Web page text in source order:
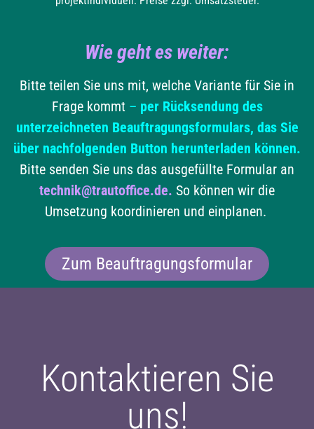
Wie geht es weiter:
Bitte teilen Sie uns mit, welche Variante für Sie in
Frage kommt – per Rücksendung des
unterzeichneten Beauftragungsformulars, das Sie
über nachfolgenden Button herunterladen können.
Bitte senden Sie uns das ausgefüllte Formular an
technik@trautoffice.de. So können wir die
Umsetzung koordinieren und einplanen.
Zum Beauftragungsformular
Kontaktieren Sie
uns!